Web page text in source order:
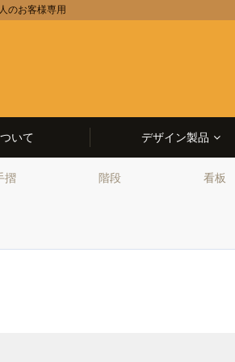
のお客様専用
いて デザイン製品
摺 階段 看板